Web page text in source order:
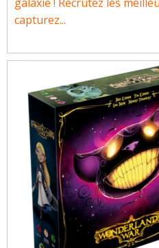
capturez...